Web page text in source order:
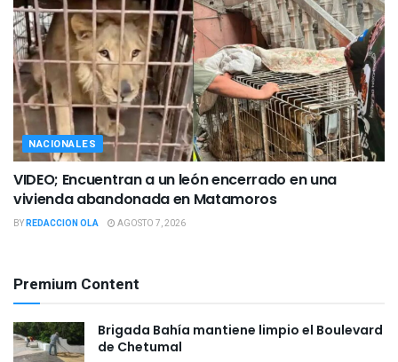
NACIONALES
VIDEO; Encuentran a un león encerrado en una
vivienda abandonada en Matamoros
BYREDACCION OLA AGOSTO 7, 2026
Premium Content
Brigada Bahía mantiene limpio el Boulevard
de Chetumal